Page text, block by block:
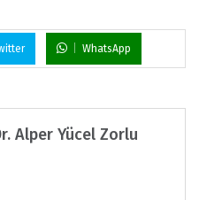
WhatsApp
Alper Yücel Zorlu